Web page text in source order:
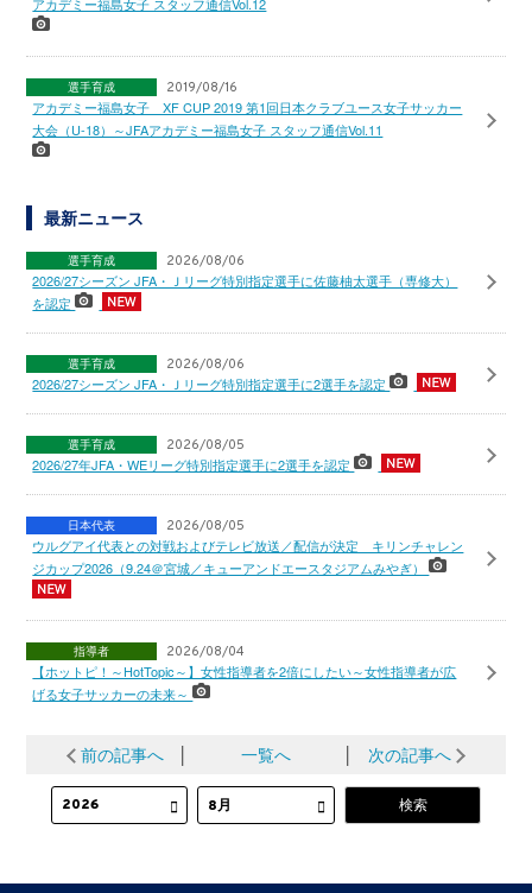
選手育成 2019/08/16
アカデミー福島女子 XF CUP 2019 第1回日本クラブユース女子サッカー
大会（U-18）～JFAアカデミー福島女子 スタッフ通信Vol.11
最新ニュース
選手育成 2026/08/06
2026/27シーズン JFA・Ｊリーグ特別指定選手に佐藤柚太選手（専修大）
を認定
選手育成 2026/08/06
2026/27シーズン JFA・Ｊリーグ特別指定選手に2選手を認定
選手育成 2026/08/05
2026/27年JFA・WEリーグ特別指定選手に2選手を認定
日本代表 2026/08/05
ウルグアイ代表との対戦およびテレビ放送／配信が決定 キリンチャレン
ジカップ2026（9.24＠宮城／キューアンドエースタジアムみやぎ）
指導者 2026/08/04
【ホットピ！～HotTopic～】女性指導者を2倍にしたい～女性指導者が広
げる女子サッカーの未来～
前の記事へ 一覧へ 次の記事へ